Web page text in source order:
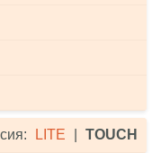
LITE TOUCH